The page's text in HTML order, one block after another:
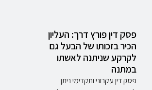
פסק דין פורץ דרך: העליון
הכיר בזכותו של הבעל גם
לקרקע שניתנה לאשתו
במתנה
פסק דין עקרוני ותקדימי ניתן